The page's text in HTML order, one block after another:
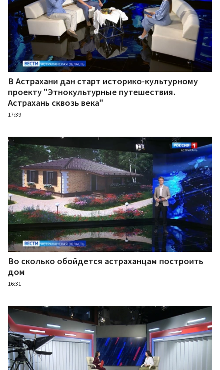
В Астрахани дан старт историко-культурному
проекту "Этнокультурные путешествия.
Астрахань сквозь века"
17:39
Во сколько обойдется астраханцам построить
дом
16:31